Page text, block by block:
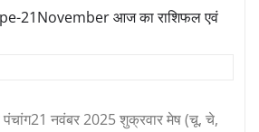
21November आज का राशिफल एवं
नवंबर 2025 शुक्रवार मेष (चू, चे,